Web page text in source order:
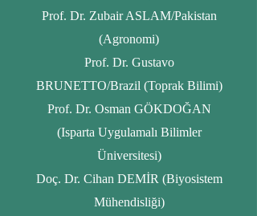
Prof. Dr. Zubair ASLAM/Pakistan
(Agronomi)
Prof. Dr. Gustavo
BRUNETTO/Brazil (Toprak Bilimi)
Prof. Dr. Osman GÖKDOĞAN
(Isparta Uygulamalı Bilimler
Üniversitesi)
Doç. Dr. Cihan DEMİR (Biyosistem
Mühendisliği)